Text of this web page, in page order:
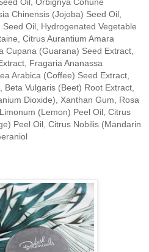
Chinensis (Jojoba) Seed Oil,
Oil, Hydrogenated Vegetable
Citrus Aurantium Amara
Cupana (Guarana) Seed Extract,
Fragaria Ananassa
Arabica (Coffee) Seed Extract,
Vulgaris (Beet) Root Extract,
Dioxide), Xanthan Gum, Rosa
(Lemon) Peel Oil, Citrus
Peel Oil, Citrus Nobilis (Mandarin